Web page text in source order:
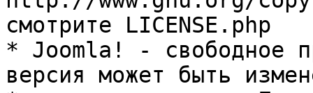
смотрите LICENSE.php
* Joomla! - свободное
версия может быть